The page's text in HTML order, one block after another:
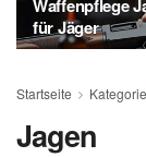
Waffenpflege
für Jäger
Startseite Kategorie
Jagen